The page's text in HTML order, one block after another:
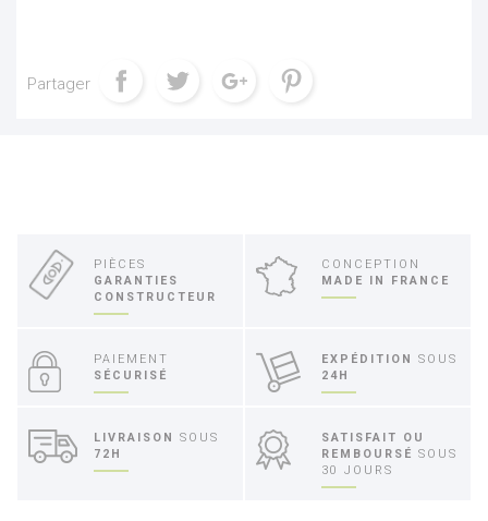
Partager
PIÈCES
GARANTIES
CONSTRUCTEUR
CONCEPTION
MADE IN FRANCE
PAIEMENT
SÉCURISÉ
EXPÉDITION
SOUS
24H
LIVRAISON
SOUS
72H
SATISFAIT OU
REMBOURSÉ SOUS
30 JOURS